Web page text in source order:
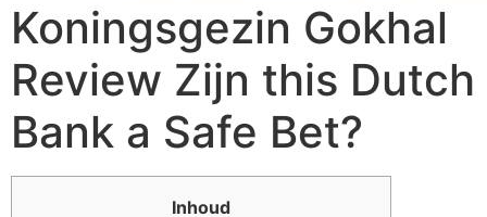
Koningsgezin Gokhal
Review Zijn this Dutch
Bank a Safe Bet?
Inhoud